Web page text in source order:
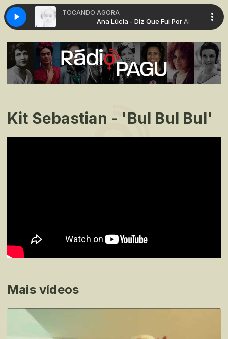
TOCANDO AGORA
Que Fui Por Aí Ana Lúcia - Diz Que Fui Por Aí
Kit Sebastian - 'Bul Bul Bul'
Mais vídeos